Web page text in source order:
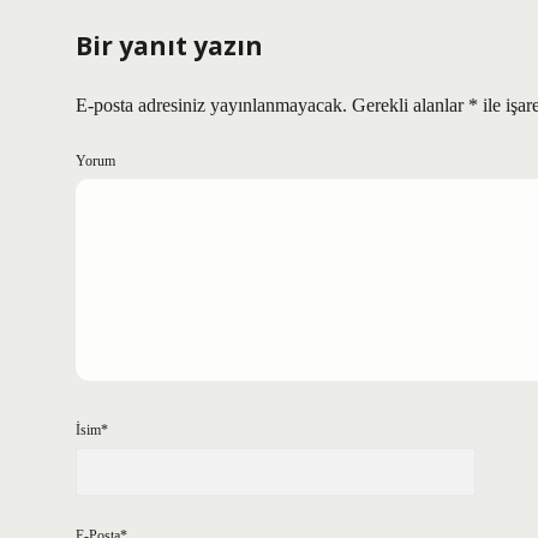
Bir yanıt yazın
E-posta adresiniz yayınlanmayacak. Gerekli alanlar * ile
Yorum
İsim*